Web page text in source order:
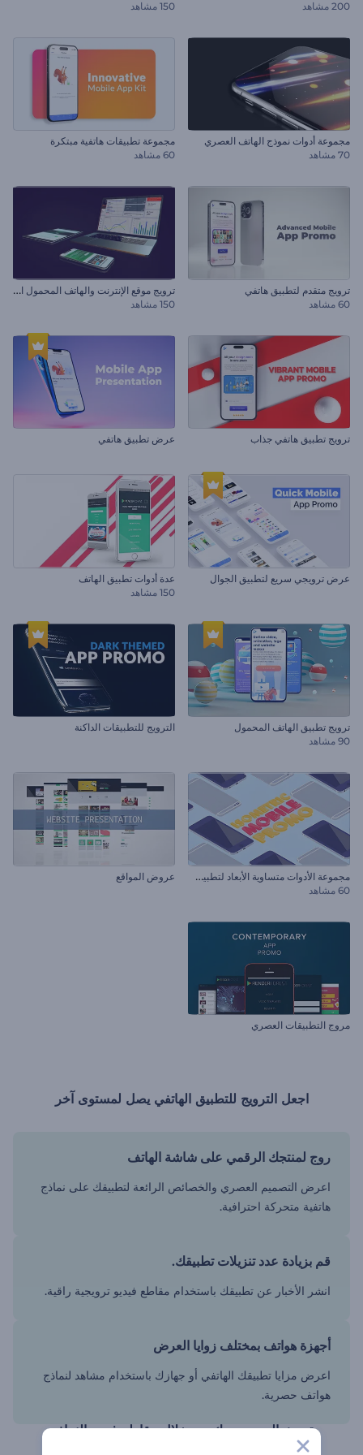
200 مشاهد 150 مشاهد
مجموعة أدوات نموذج الهاتف العصري
70 مشاهد
مجموعة تطبيقات هاتفية مبتكرة
60 مشاهد
ترويج متقدم لتطبيق هاتفي
60 مشاهد
ت
رويج موقع الإنترنت والهاتف المحمول الواقعى
150 مشاهد
ترويج تطبيق هاتفي جذاب عرض تطبيق هاتفي
عرض ترويجي سريع لتطبيق الجوال
عدة أدوات تطبيق الهاتف
150 مشاهد
ترويج تطبيق الهاتف المحمول
90 مشاهد
الترويج للتطبيقات الداكنة
م
جموعة الأدوات متساوية الأبعاد لتطبيق الهاتف المحمول
60 مشاهد
عروض المواقع
مروج التطبيقات العصري
اجعل الترويج للتطبيق الهاتفي يصل لمستوى آخر
روج لمنتجك الرقمي على شاشة الهاتف
اعرض التصميم العصري والخصائص الرائعة لتطبيقك على نماذج
هاتفية متحركة احترافية.
قم بزيادة عدد تنزيلات تطبيقك.
انشر الأخبار عن تطبيقك باستخدام مقاطع فيديو ترويجية راقية.
أجهزة هواتف بمختلف زوايا العرض
اعرض مزايا تطبيقك الهاتفي أو جهازك باستخدام مشاهد لنماذج
هواتف حصرية.
تحدث إلى جمهورك من خلال مقاطع فيديو النماذج